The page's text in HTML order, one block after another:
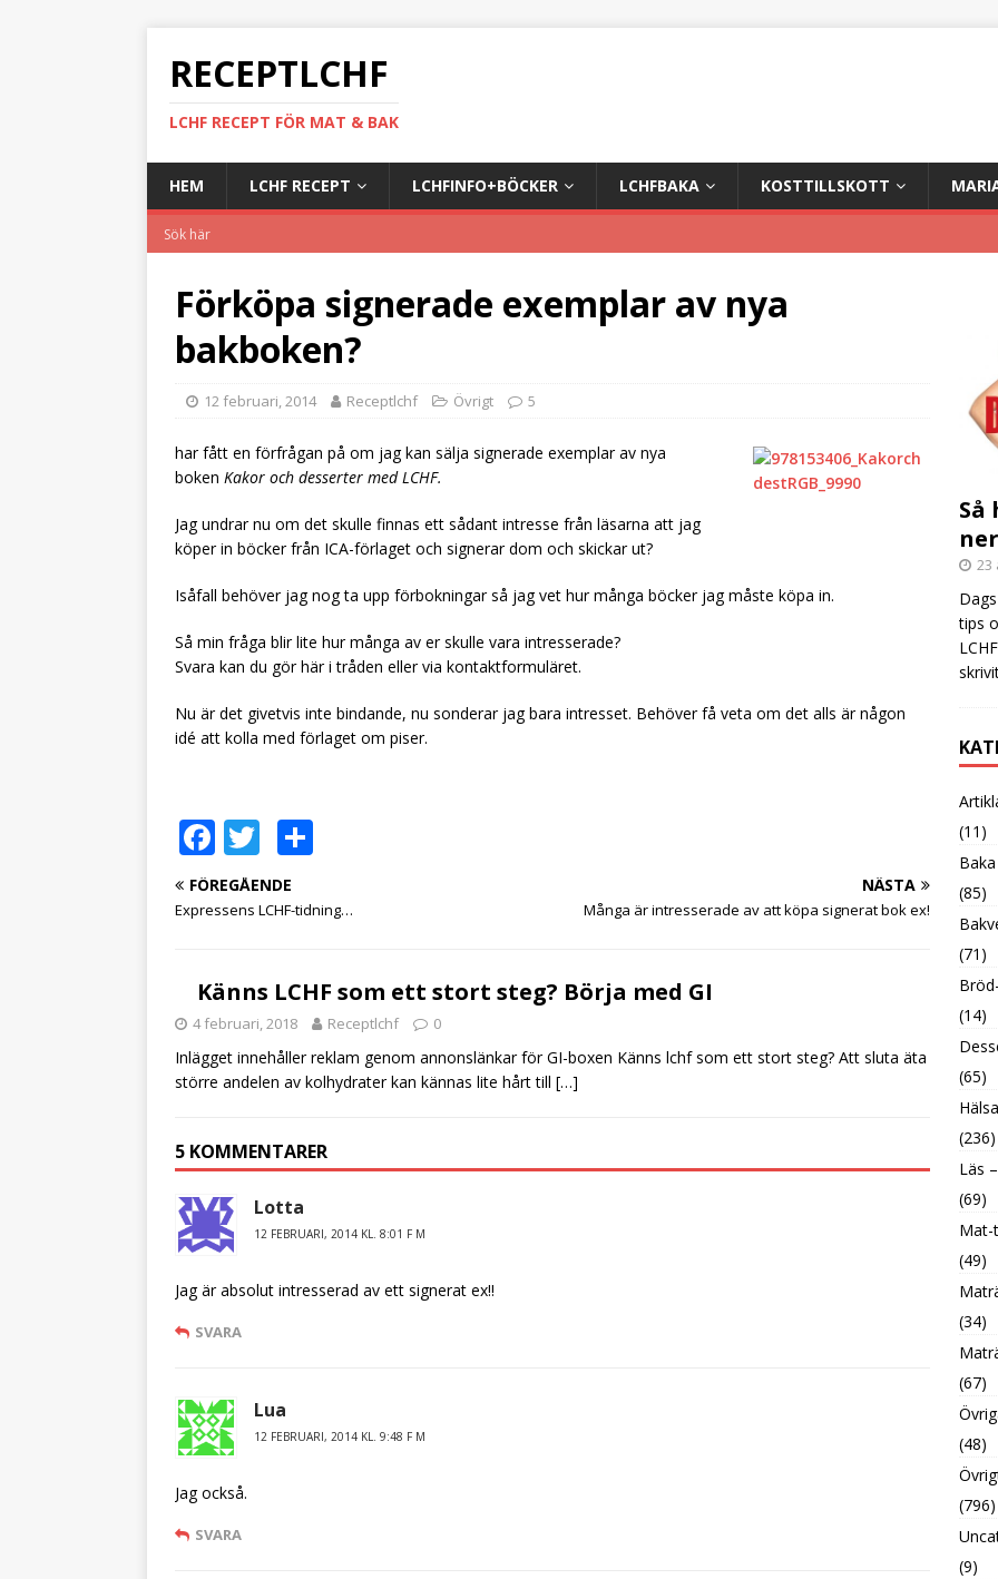
RECEPTLCHF
LCHF RECEPT FÖR MAT & BAK
HEM LCHF RECEPT LCHFINFO+BÖCKER LCHFBAKA KOSTTILLSKOTT
Förköpa signerade exemplar av nya
bakboken?
12 februari, 2014 Receptlchf Övrigt 5
har fått en förfrågan på om jag kan sälja signerade exemplar av nya
boken Kakor och desserter med LCHF.
Jag undrar nu om det skulle finnas ett sådant intresse från läsarna att jag
köper in böcker från ICA-förlaget och signerar dom och skickar ut?
Isåfall behöver jag nog ta upp förbokningar så jag vet hur många böcker jag måste köpa in.
Så min fråga blir lite hur många av er skulle vara intresserade?
Svara kan du gör här i tråden eller via kontaktformuläret.
Nu är det givetvis inte bindande, nu sonderar jag bara intresset. Behöver få veta om det alls är någon
idé att kolla med förlaget om piser.
F
a
c
b
o
o
k
T
w
it
r
a
FÖREGÅENDE
Expressens LCHF-tidning…
NÄSTA
Många är intresserade av att köpa signerat bok ex!
Känns LCHF som ett stort steg? Börja med GI
4 februari, 2018 Receptlchf 0
Inlägget innehåller reklam genom annonslänkar för GI-boxen Känns lchf som ett stort steg? Att sluta äta
större andelen av kolhydrater kan kännas lite hårt till […]
5 KOMMENTARER
Lotta
12 FEBRUARI, 2014 KL. 8:01 F M
Jag är absolut intresserad av ett signerat ex!!
SVARA
Lua
12 FEBRUARI, 2014 KL. 9:48 F M
Jag också.
SVARA
Så
23
tips
(11)
(85)
(71)
(14)
(65)
(236)
Läs
(69)
Mat-
(49)
(34)
(67)
(48)
(796)
(9)